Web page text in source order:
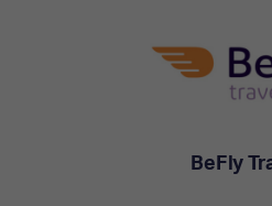
BeFly